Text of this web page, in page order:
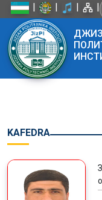
| | | |
KAFEDRA